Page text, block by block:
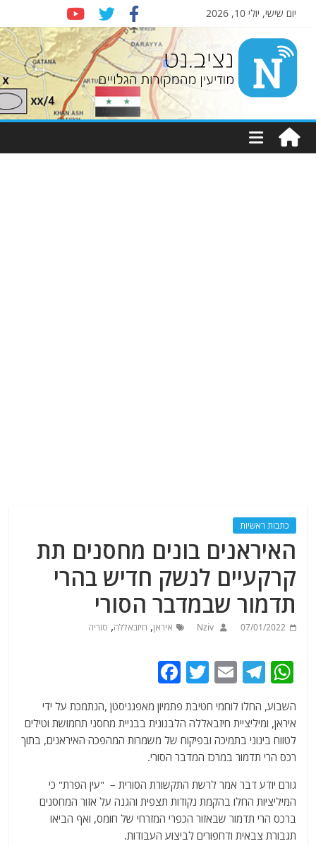
יום שישי, יולי 10, 2026
Nziv.net
מודיעין
מהמקורות
כתבות ראשיות
האיראנים בונים מחסנים תת
קרקעיים לנשק חדיש בהרי
תדמור שבמדבר הסורי
07/01/2022
Nziv איראן, חיזבאללה, סוריה
W
at
s
A
p
p
T
el
e
g
ra
m
E
ai
l
T
itt
er
c
e
b
o
o
k
השבוע, החלו לוחמי חטיבת פתמיון מאפגניסטן ,הנתמכת על ידי
איראן, ומיליציית חיזבאללה הלבנונית בבניית מחסני תחמושת וטילים
לטווח בינוני בתמיכה ובפיקוח של משמרות המהפכה האיראנים, בתוך
רכס הרי תדמור במרכז המדבר הסורי.
גורם יודע דבר אמר לרשת התקשורת הסורית – "עין הפרת" כי
המיליציות החלו בהקמת נקודות תצפית והגנה על אזור המחסנים
ברכס הרי תדמור שבאזור הכפרי המזרחי של חומס, ואף הביאו
תגבורת צבאית ודחפורים לביצוע העבודות.